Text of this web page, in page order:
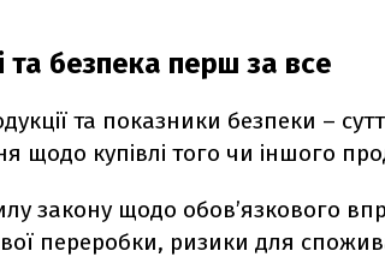
та безпека перш за все
та показники безпеки –
щодо купівлі того чи іншого
закону щодо обов’язкового
переробки, ризики для